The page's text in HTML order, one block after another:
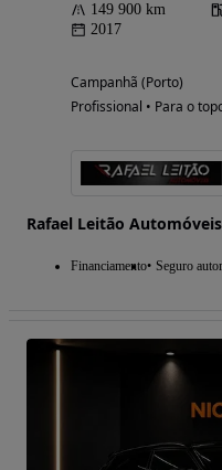
149 900 km
2017
Campanhã (Porto)
Profissional • Para o
Rafael Leitão Automóveis
Financiamento Seguro